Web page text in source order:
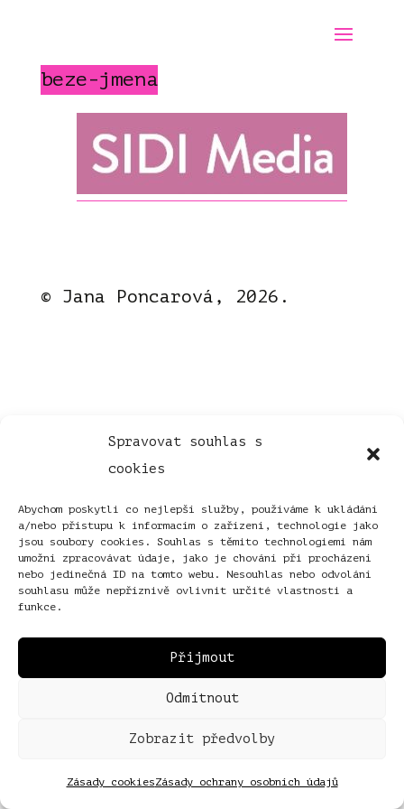
Spravovat souhlas s
cookies
Abychom poskytli co nejlepší služby, používáme k ukládání
a/nebo přístupu k informacím o zařízení, technologie jako
jsou soubory cookies. Souhlas s těmito technologiemi nám
umožní zpracovávat údaje, jako je chování při procházení
nebo jedinečná ID na tomto webu. Nesouhlas nebo odvolání
souhlasu může nepříznivě ovlivnit určité vlastnosti a
funkce.
Přijmout
Odmítnout
Zobrazit předvolby
Zásady cookiesZásady ochrany osobních údajů
beze-jmena
© Jana Poncarová, 2026.